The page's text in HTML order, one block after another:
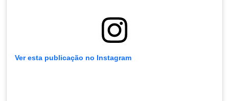
Ver esta publicação no Instagram